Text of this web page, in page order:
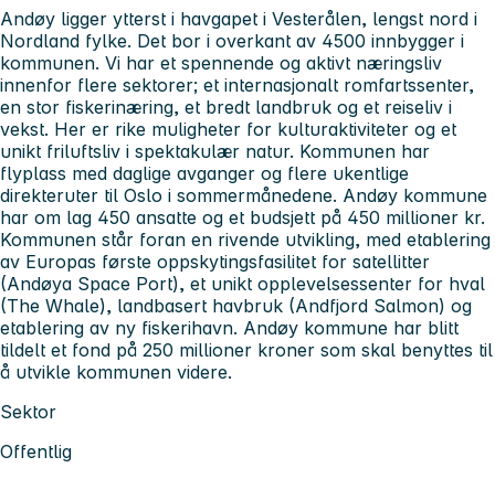
Andøy ligger ytterst i havgapet i Vesterålen, lengst nord i
Nordland fylke. Det bor i overkant av 4500 innbygger i
kommunen. Vi har et spennende og aktivt næringsliv
innenfor flere sektorer; et internasjonalt romfartssenter,
en stor fiskerinæring, et bredt landbruk og et reiseliv i
vekst. Her er rike muligheter for kulturaktiviteter og et
unikt friluftsliv i spektakulær natur. Kommunen har
flyplass med daglige avganger og flere ukentlige
direkteruter til Oslo i sommermånedene. Andøy kommune
har om lag 450 ansatte og et budsjett på 450 millioner kr.
Kommunen står foran en rivende utvikling, med etablering
av Europas første oppskytingsfasilitet for satellitter
(Andøya Space Port), et unikt opplevelsessenter for hval
(The Whale), landbasert havbruk (Andfjord Salmon) og
etablering av ny fiskerihavn. Andøy kommune har blitt
tildelt et fond på 250 millioner kroner som skal benyttes til
å utvikle kommunen videre.
Sektor
Offentlig